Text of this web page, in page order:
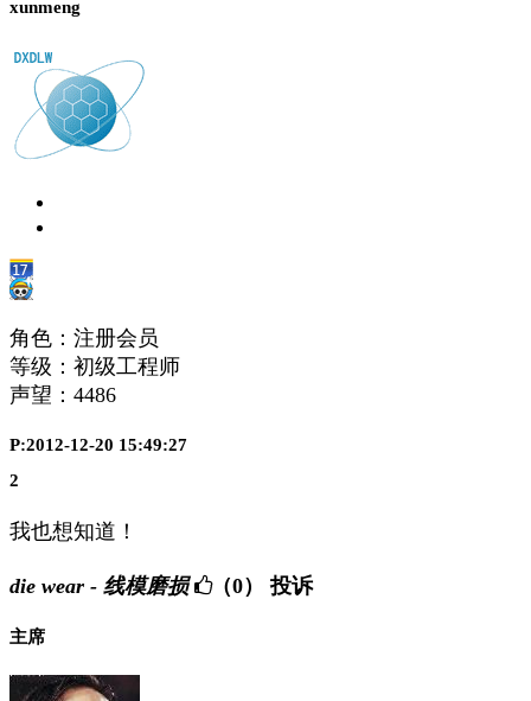
xunmeng
角色：注册会员
等级：初级工程师
声望： 4486
P:2012-12-20 15:49:27
2
我也想知道！
die wear - 线模磨损 （0） 投诉
主席